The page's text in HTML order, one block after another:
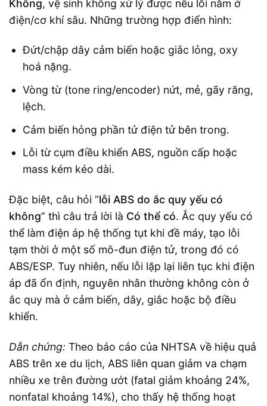
Không, vệ sinh không xử lý được nếu lỗi nằm ở
điện/cơ khí sâu. Những trường hợp điển hình:
Đứt/chập dây cảm biến hoặc giắc lỏng, oxy
hoá nặng.
Vòng từ (tone ring/encoder) nứt, mẻ, gãy răng,
lệch.
Cảm biến hỏng phần tử điện tử bên trong.
Lỗi từ cụm điều khiển ABS, nguồn cấp hoặc
mass kém kéo dài.
Đặc biệt, câu hỏi “lỗi ABS do ắc quy yếu có
không” thì câu trả lời là Có thể có. Ắc quy yếu có
thể làm điện áp hệ thống tụt khi đề máy, tạo lỗi
tạm thời ở một số mô-đun điện tử, trong đó có
ABS/ESP. Tuy nhiên, nếu lỗi lặp lại liên tục khi điện
áp đã ổn định, nguyên nhân thường không còn ở
ắc quy mà ở cảm biến, dây, giắc hoặc bộ điều
khiển.
Dẫn chứng: Theo báo cáo của NHTSA về hiệu quả
ABS trên xe du lịch, ABS liên quan giảm va chạm
nhiều xe trên đường ướt (fatal giảm khoảng 24%,
nonfatal khoảng 14%), cho thấy hệ thống hoạt